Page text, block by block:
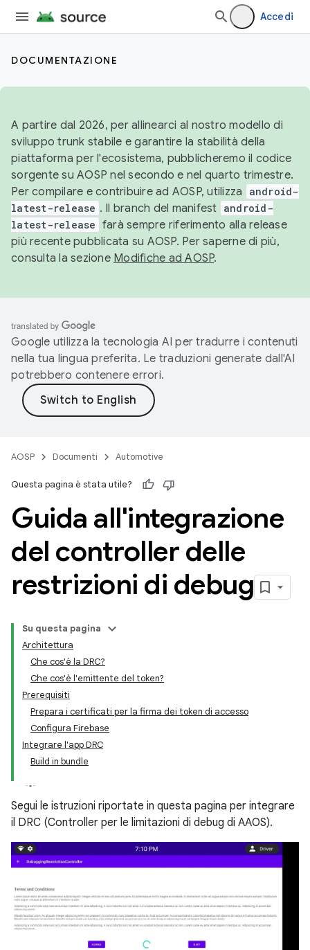
Accedi
DOCUMENTAZIONE
A partire dal 2026, per allinearci al nostro modello di
sviluppo trunk stabile e garantire la stabilità della
piattaforma per l'ecosistema, pubblicheremo il codice
sorgente su AOSP nel secondo e nel quarto trimestre.
Per compilare e contribuire ad AOSP, utilizza
android-
latest-release . Il branch del manifest android-
latest-release farà sempre riferimento alla release
più recente pubblicata su AOSP. Per saperne di più,
consulta la sezione Modifiche ad AOSP.
Google utilizza la tecnologia AI per tradurre i contenuti
nella tua lingua preferita. Le traduzioni generate dall'AI
potrebbero contenere errori.
AOSP Documenti Automotive
Questa pagina è stata utile?
Guida all'integrazione
del controller delle
restrizioni di debug
Su questa pagina
Architettura
Che cos'è la DRC?
Che cos'è l'emittente del token?
Prerequisiti
Prepara i certificati per la firma dei token di accesso
Configura Firebase
Integrare l'app DRC
Build in bundle
Segui le istruzioni riportate in questa pagina per integrare
il DRC (Controller per le limitazioni di debug di AAOS).